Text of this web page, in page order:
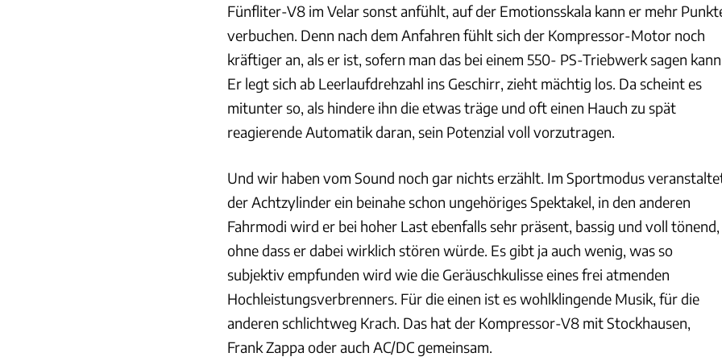
Fünfliter-V8 im Velar sonst anfühlt, auf der Emotionsskala kann er mehr
verbuchen. Denn nach dem Anfahren fühlt sich der Kompressor-Motor noch
kräftiger an, als er ist, sofern man das bei einem 550- PS-Triebwerk sagen
Er legt sich ab Leerlaufdrehzahl ins Geschirr, zieht mächtig los. Da scheint es
mitunter so, als hindere ihn die etwas träge und oft einen Hauch zu spät
reagierende Automatik daran, sein Potenzial voll vorzutragen.
Und wir haben vom Sound noch gar nichts erzählt. Im Sportmodus
der Achtzylinder ein beinahe schon ungehöriges Spektakel, in den anderen
Fahrmodi wird er bei hoher Last ebenfalls sehr präsent, bassig und voll tönend,
ohne dass er dabei wirklich stören würde. Es gibt ja auch wenig, was so
subjektiv empfunden wird wie die Geräuschkulisse eines frei atmenden
Hochleistungsverbrenners. Für die einen ist es wohlklingende Musik, für die
anderen schlichtweg Krach. Das hat der Kompressor-V8 mit Stockhausen,
Frank Zappa oder auch AC/DC gemeinsam.